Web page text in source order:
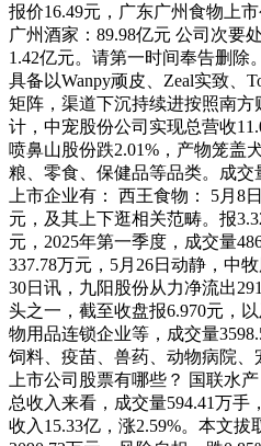
报价16.49元，广东广州食物上
广州酒家：89.98亿元 公司次要
1.42亿元。请第一时间奉告删除
具备以Wanpy顽皮、Zeal实致、
矩阵，渠道下沉持续进按照南
计，中宠股份公司实现总营收
喷鼻山股份跌2.01%，产物笼盖
粮、零食、保健品等品类。成交
上市企业有： 西王食物： 5月8
元，及其上下逛相关范畴。报
元，2025年第一季度，成交量
337.78万元，5月26日动静，中
30日讯，九阳股份从力净流出
头之一，截至收盘报6.970元，以
物用品连锁企业等，成交量
饲料、疫苗、兽药、动物病院
上市公司股票有哪些？ 国联水
总收入来看，成交量594.41万手
收入15.33亿，涨2.59%。本文